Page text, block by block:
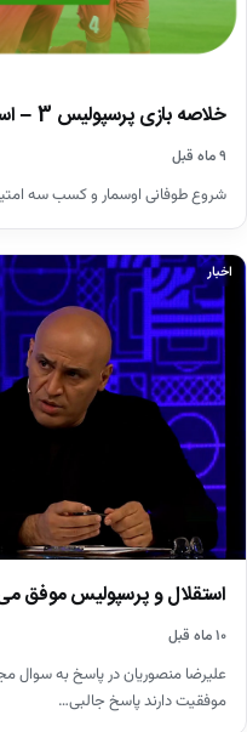
خلاصه بازی پرسپولیس 3 – استقلال خوزستان 0
۹ ماه قبل
شروع طوفانی اوسمار و کسب سه
اخبار
استقلال و پرسپولیس موفق
۱۰ ماه قبل
علیرضا منصوریان در پاسخ به سوال
موفقیت دارند پاسخ جالبی…